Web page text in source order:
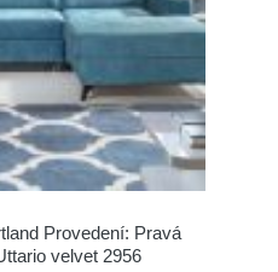
Provedení: Pravá
velvet 2956